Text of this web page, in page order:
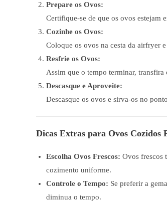
Prepare os Ovos:
Certifique-se de que os ovos estejam
Cozinhe os Ovos:
Coloque os ovos na cesta da airfryer
Resfrie os Ovos:
Assim que o tempo terminar,
Descasque e Aproveite:
Descasque os ovos e sirva-os no
Dicas Extras para Ovos Cozidos
Escolha Ovos Frescos: Ovos frescos
cozimento uniforme.
Controle o Tempo: Se preferir a
diminua o tempo.